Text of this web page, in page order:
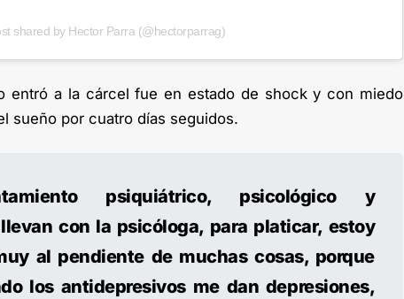
shared by Hector Parra (@hectorparrag)
entró a la cárcel fue en estado de shock y con miedo
sueño por cuatro días seguidos.
psiquiátrico, psicológico y
con la psicóloga, para platicar, estoy
al pendiente de muchas cosas, porque
los antidepresivos me dan depresiones,